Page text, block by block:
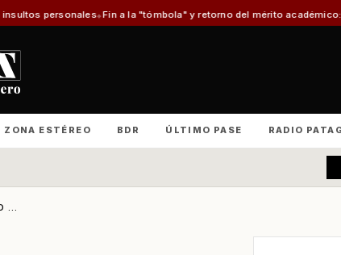
Fin a la "tómbola" y retorno del mérito académico: Los cambios que
ZONA ESTÉREO BDR ÚLTIMO PASE RADIO
...